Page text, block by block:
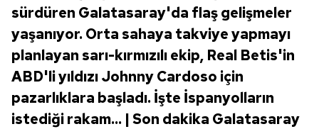
sürdüren Galatasaray'da flaş gelişmeler
yaşanıyor. Orta sahaya takviye yapmayı
planlayan sarı-kırmızılı ekip, Real Betis'in
ABD'li yıldızı Johnny Cardoso için
pazarlıklara başladı. İşte İspanyolların
istediği rakam... | Son dakika Galatasaray